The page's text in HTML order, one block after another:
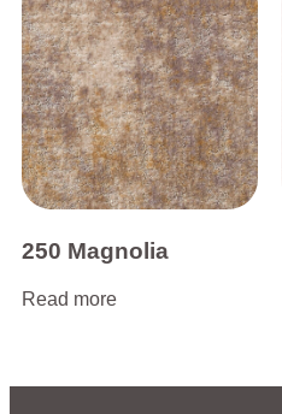
250 Magnolia
Read more